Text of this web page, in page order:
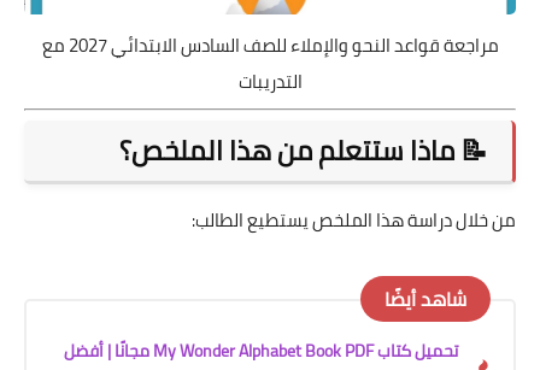
مراجعة قواعد النحو والإملاء للصف السادس الابتدائي 2027 مع
التدريبات
📝 ماذا ستتعلم من هذا الملخص؟
من خلال دراسة هذا الملخص يستطيع الطالب:
شاهد أيضًا
تحميل كتاب My Wonder Alphabet Book PDF مجانًا | أفضل